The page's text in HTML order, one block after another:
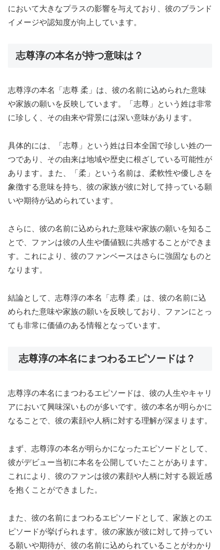
において大きなプラスの影響を与えており、彼のブランド
イメージや認知度が向上しています。
志尊淳の本名が持つ意味は？
志尊淳の本名「志尊 柔」は、彼の名前に込められた意味
や家族の願いを反映しています。「志尊」という姓は非常
に珍しく、その由来や背景には深い意味があります。
具体的には、「志尊」という姓は日本全国で珍しい姓の一
つであり、その由来は地域や歴史に根ざしている可能性が
あります。また、「柔」という名前は、柔軟性や優しさを
象徴する意味を持ち、彼の家族が彼に対して持っている願
いや期待が込められています。
さらに、彼の名前に込められた意味や家族の願いを知るこ
とで、ファンは彼の人生や価値観に共感することができま
す。これにより、彼のファンベースはさらに強固なものと
なります。
結論として、志尊淳の本名「志尊 柔」は、彼の名前に込
められた意味や家族の願いを反映しており、ファンにとっ
ても非常に価値のある情報となっています。
志尊淳の本名にまつわるエピソードは？
志尊淳の本名にまつわるエピソードは、彼の人生やキャリ
アにおいて興味深いものが多いです。彼の本名が明らかに
なることで、彼の素顔や人柄に対する理解が深まります。
まず、志尊淳の本名が明らかになったエピソードとして、
彼がデビュー当初に本名を公開していたことがあります。
これにより、彼のファンは彼の素顔や人柄に対する親近感
を抱くことができました。
また、彼の名前にまつわるエピソードとして、家族とのエ
ピソードが挙げられます。彼の家族が彼に対して持ってい
る願いや期待が、彼の名前に込められていることがわかり